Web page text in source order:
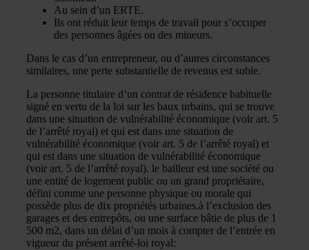
Au sein d’un ERTE.
Ils ont réduit leur temps de travail pour s’occuper
des personnes âgées ou des mineurs.
Dans le cas d’un entrepreneur, ou d’autres circonstances
similaires, une perte substantielle de revenus est subie.
La personne titulaire d’un contrat de résidence habituelle
signé en vertu de la loi sur les baux urbains, qui se trouve
dans une situation de vulnérabilité économique (voir art. 5
de l’arrêté royal) et qui est dans une situation de
vulnérabilité économique (voir art. 5 de l’arrêté royal) et
qui est dans une situation de vulnérabilité économique
(voir art. 5 de l’arrêté royal). le bailleur est une société ou
une entité de logement public ou un grand propriétaire,
défini comme une personne physique ou morale qui
possède plus de dix propriétés urbaines.à l’exclusion des
garages et des entrepôts, ou une surface bâtie de plus de 1
500 m2, dans un délai d’un mois à compter de l’entrée en
vigueur du présent arrêté-loi royal: